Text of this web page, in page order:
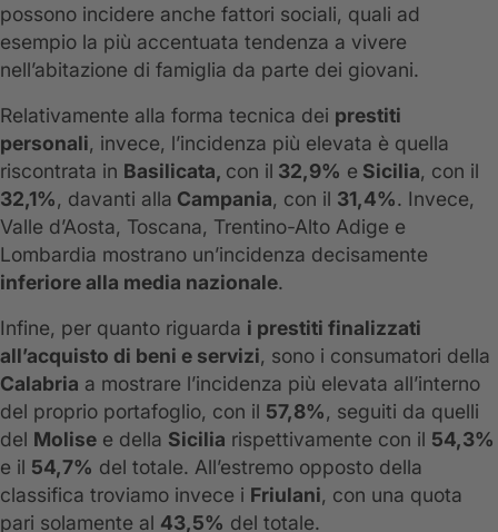
possono incidere anche fattori sociali, quali ad
esempio la più accentuata tendenza a vivere
nell’abitazione di famiglia da parte dei giovani.
Relativamente alla forma tecnica dei prestiti
personali, invece, l’incidenza più elevata è quella
riscontrata in Basilicata, con il 32,9% e Sicilia, con il
32,1%, davanti alla Campania, con il 31,4%. Invece,
Valle d’Aosta, Toscana, Trentino-Alto Adige e
Lombardia mostrano un’incidenza decisamente
inferiore alla media nazionale.
Infine, per quanto riguarda i prestiti finalizzati
all’acquisto di beni e servizi, sono i consumatori della
Calabria a mostrare l’incidenza più elevata all’interno
del proprio portafoglio, con il 57,8%, seguiti da quelli
del Molise e della Sicilia rispettivamente con il 54,3%
e il 54,7% del totale. All’estremo opposto della
classifica troviamo invece i Friulani, con una quota
pari solamente al 43,5% del totale.